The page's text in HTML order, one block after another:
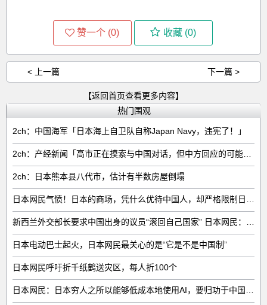
赞一个 (0) 收藏 (0)
< 上一篇 下一篇 >
【返回首页查看更多内容】
热门围观
2ch：中国海军「日本海上自卫队自称Japan Navy，违宪了！」
2ch：日本熊本县八代市，估计有半数房屋倒塌
日本电动巴士起火，日本网民最关心的是“它是不是中国制”
日本网民呼吁折千纸鹤送灾区，每人折100个